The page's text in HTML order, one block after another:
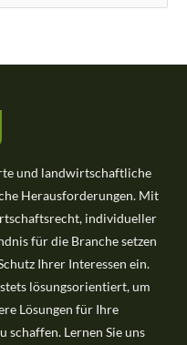
und landwirtschaftliche
Herausforderungen. Mit
individueller
für die Branche setzen
Ihrer Interessen ein.
lösungsorientiert, um
Lösungen für Ihre
Lernen Sie uns